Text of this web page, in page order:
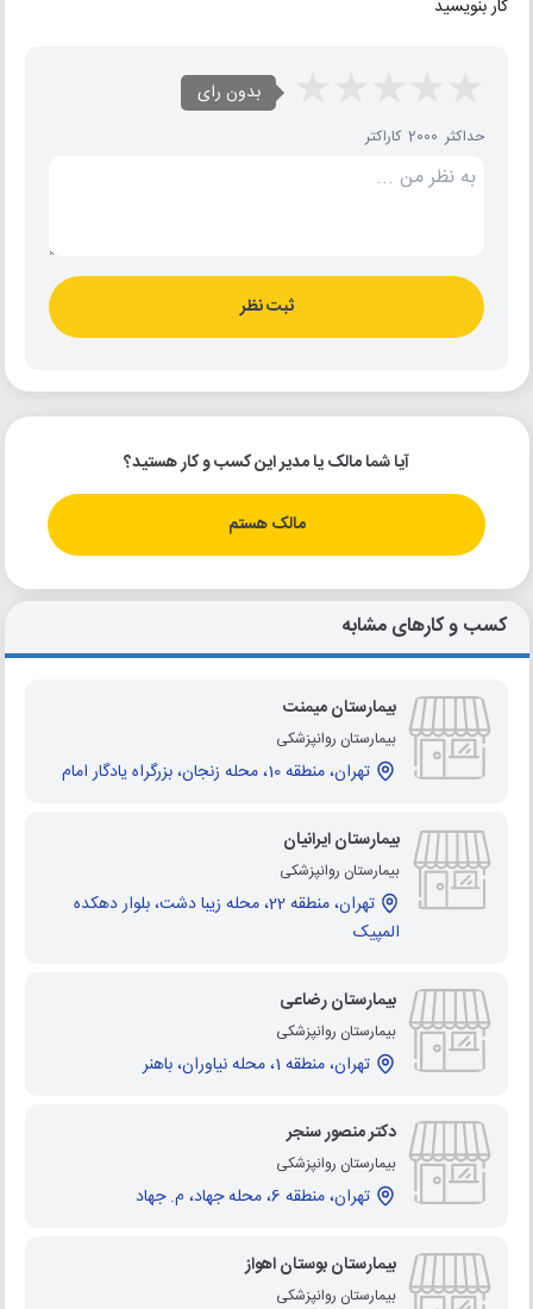
کار بنویسید
بدون رای
حداکثر 2000 کاراکتر
ثبت نظر
آیا شما مالک یا مدیر این کسب و کار هستید؟
مالک هستم
کسب و کارهای مشابه
بیمارستان میمنت
بیمارستان روانپزشکی
تهران، منطقه 10، محله زنجان، بزرگراه یادگار امام
بیمارستان ایرانیان
بیمارستان روانپزشکی
تهران، منطقه 22، محله زیبا دشت، بلوار دهکده
المپیک
بیمارستان رضاعی
بیمارستان روانپزشکی
تهران، منطقه 1، محله نیاوران، باهنر
دکتر منصور سنجر
بیمارستان روانپزشکی
تهران، منطقه 6، محله جهاد، م. جهاد
بیمارستان بوستان اهواز
بیمارستان روانپزشکی